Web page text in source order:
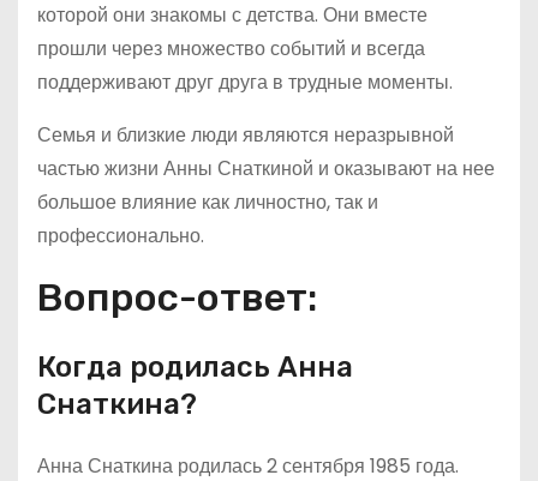
которой они знакомы с детства. Они вместе
прошли через множество событий и всегда
поддерживают друг друга в трудные моменты.
Семья и близкие люди являются неразрывной
частью жизни Анны Снаткиной и оказывают на нее
большое влияние как личностно, так и
профессионально.
Вопрос-ответ:
Когда родилась Анна
Снаткина?
Анна Снаткина родилась 2 сентября 1985 года.